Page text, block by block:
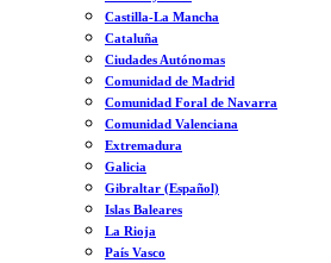
Castilla-La Mancha
Cataluña
Ciudades Autónomas
Comunidad de Madrid
Comunidad Foral de Navarra
Comunidad Valenciana
Extremadura
Galicia
Gibraltar (Español)
Islas Baleares
La Rioja
País Vasco